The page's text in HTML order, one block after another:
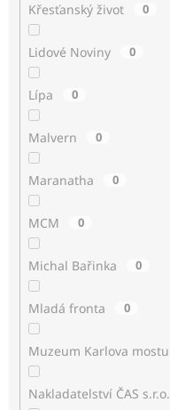
Křesťanský život 0
Lidové Noviny 0
Lípa 0
Malvern 0
Maranatha 0
MCM 0
Michal Bařinka 0
Mladá fronta 0
Muzeum Karlova mostu
Nakladatelství ČAS s.r.o.